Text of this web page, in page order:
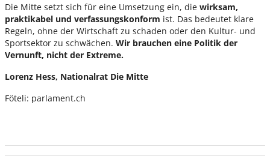
Die Mitte setzt sich für eine Umsetzung ein, die wirksam,
praktikabel und verfassungskonform ist. Das bedeutet klare
Regeln, ohne der Wirtschaft zu schaden oder den Kultur- und
Sportsektor zu schwächen. Wir brauchen eine Politik der
Vernunft, nicht der Extreme.
Lorenz Hess, Nationalrat Die Mitte
Föteli: parlament.ch